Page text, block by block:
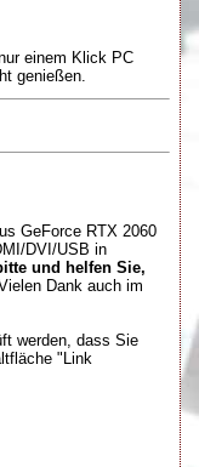
einem Klick PC
genießen.
GeForce RTX 2060
DVI/USB in
und helfen Sie,
Dank auch im
werden, dass Sie
"Link